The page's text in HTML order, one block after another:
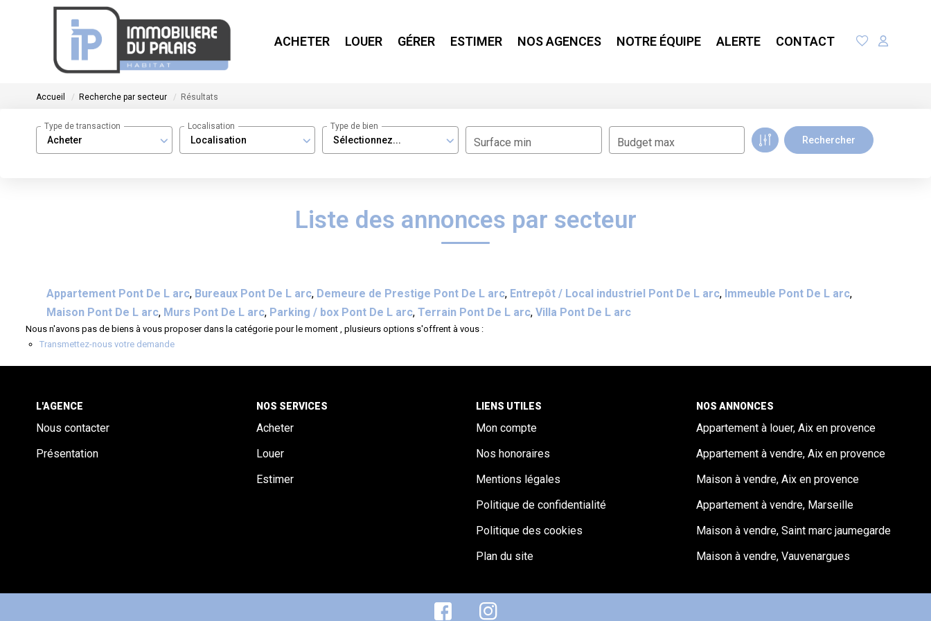
ACHETER LOUER GÉRER ESTIMER NOS AGENCES NOTRE ÉQUIPE ALERTE CONTACT
Accueil Recherche par secteur Résultats
Acheter
Type de transaction
Localisation
Localisation
Sélectionnez...
Type de bien
Surface min Budget max
Liste des annonces par secteur
Appartement Pont De L arc, Bureaux Pont De L arc, Demeure de Prestige Pont De L arc, Entrepôt / Local industriel Pont De L arc, Immeuble Pont De L arc,
Maison Pont De L arc, Murs Pont De L arc, Parking / box Pont De L arc, Terrain Pont De L arc, Villa Pont De L arc
Nous n'avons pas de biens à vous proposer dans la catégorie pour le moment , plusieurs options s'offrent à vous :
Transmettez-nous votre demande
L'AGENCE
Nous contacter
Présentation
NOS SERVICES
Acheter
Louer
Estimer
LIENS UTILES
Mon compte
Nos honoraires
Mentions légales
Politique de confidentialité
Politique des cookies
Plan du site
NOS ANNONCES
Appartement à louer, Aix en provence
Appartement à vendre, Aix en provence
Maison à vendre, Aix en provence
Appartement à vendre, Marseille
Maison à vendre, Saint marc jaumegarde
Maison à vendre, Vauvenargues